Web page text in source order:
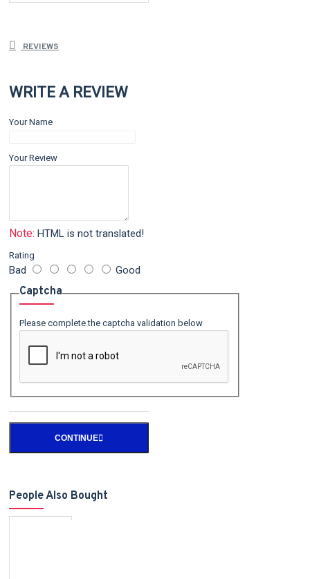
REVIEWS
WRITE A REVIEW
Your Name
Your Review
Note: HTML is not translated!
Rating
Bad Good
Captcha
Please complete the captcha validation below
CONTINUE
People Also Bought